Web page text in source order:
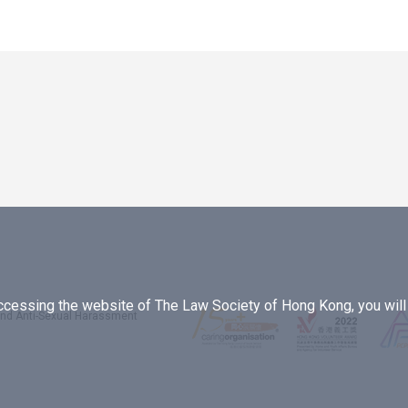
the website of The Law Society of Hong Kong, you
Anti-Sexual Harassment